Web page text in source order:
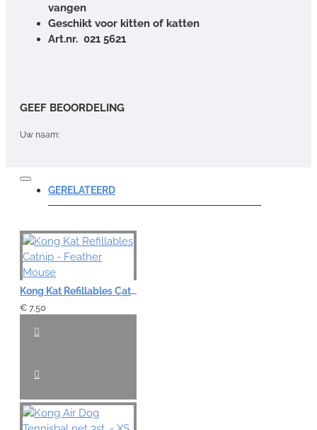
vangen
Geschikt voor kitten of katten
Art.nr. 021 5621
GEEF BEOORDELING
Uw naam:
Opmerking:
Note:HTML-code wordt niet vertaald!
Waardering:
Slecht
GERELATEERD
Kong Kat Refillables Catnip - Feather Mouse
€ 7,50